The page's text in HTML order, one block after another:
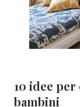
10 idee
bambini